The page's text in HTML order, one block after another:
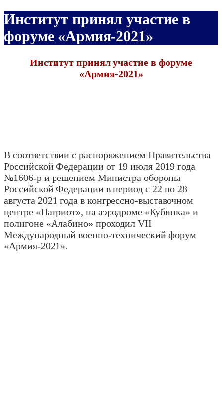
Институт принял участие в
форуме «Армия-2021»
Институт принял участие в форуме
«Армия-2021»
В соответствии с распоряжением Правительства
Российской Федерации от 19 июля 2019 года
№1606-р и решением Министра обороны
Российской Федерации в период с 22 по 28
августа 2021 года в конгрессно-выставочном
центре «Патриот», на аэродроме «Кубинка» и
полигоне «Алабино» проходил VII
Международный военно-технический форум
«Армия-2021».